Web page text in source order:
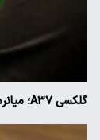
گلکسی A۳۷؛ میانرده جدید سامسونگ ارزش ۸۵ میلیون پول را دارد؟